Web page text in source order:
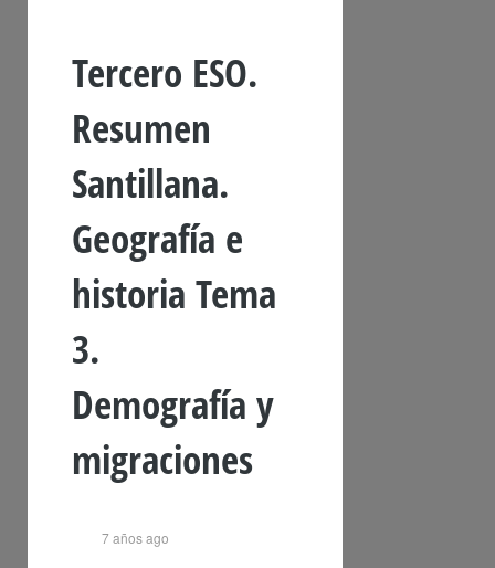
Tercero ESO.
Resumen
Santillana.
Geografía e
historia Tema
3.
Demografía y
migraciones
7 años ago